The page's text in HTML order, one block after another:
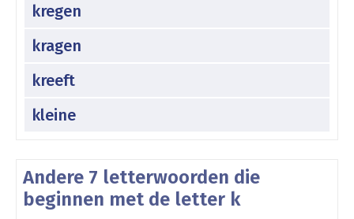
kregen
kragen
kreeft
kleine
Andere 7 letterwoorden die
beginnen met de letter k